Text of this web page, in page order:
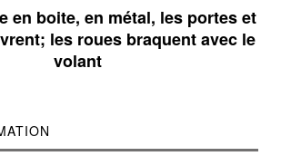
en boite, en métal, les portes et
les roues braquent avec le
volant